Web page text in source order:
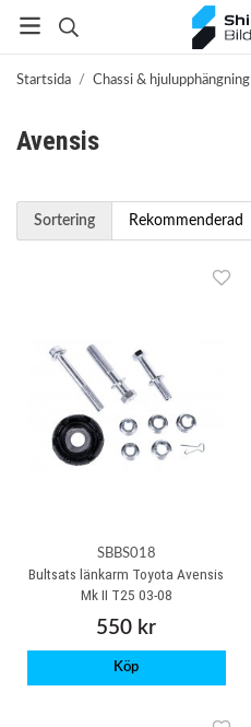
Startsida / Chassi & hjulupphängning
Avensis
Sortering
SBBS018
Bultsats länkarm Toyota Avensis
Mk II T25 03-08
550 kr
Köp